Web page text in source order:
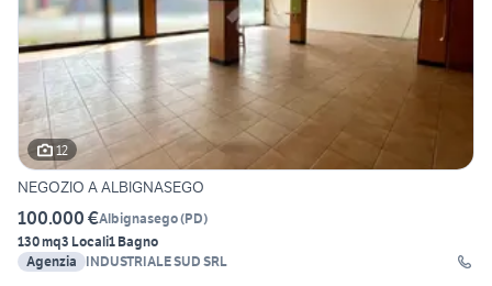
12
NEGOZIO A ALBIGNASEGO
100.000 €Albignasego(PD)
130 mq3 Locali1 Bagno
Agenzia
INDUSTRIALE SUD SRL